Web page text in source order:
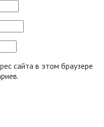
сайта в этом браузере